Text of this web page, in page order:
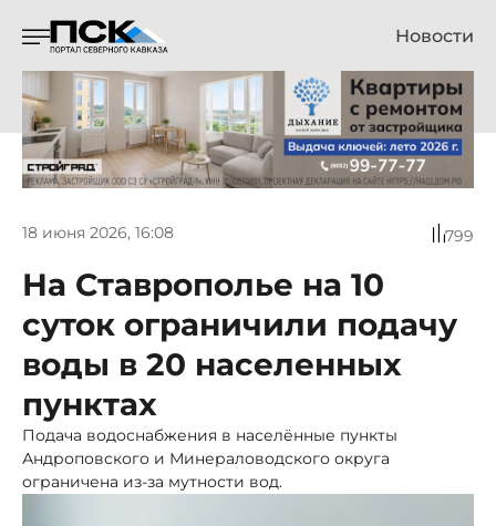
Новости
18 июня 2026, 16:08 799
На Ставрополье на 10
суток ограничили подачу
воды в 20 населенных
пунктах
Подача водоснабжения в населённые пункты
Андроповского и Минераловодского округа
ограничена из-за мутности вод.